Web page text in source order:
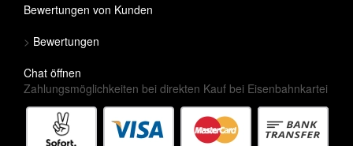
Bewertungen von Kunden
> Bewertungen
Chat öffnen
Zahlungsmöglichkeiten bei direkten Kauf bei Eisenbahnkartei